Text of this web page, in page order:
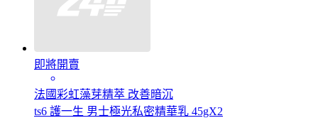
即將開賣
法國彩虹藻芽精萃 改善暗沉
ts6 護一生 男士極光私密精華乳 45gX2